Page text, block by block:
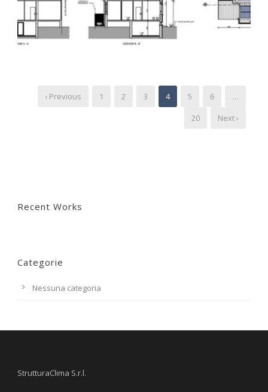
‹ Previous 1 2 3 4 5 6
…
20
Next ›
Recent Works
Categorie
Nessuna categoria
StrutturaClima S.r.l.